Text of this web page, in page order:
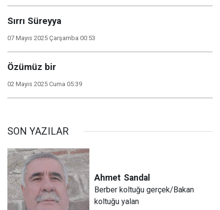
Sırrı Süreyya
07 Mayıs 2025 Çarşamba 00:53
Özümüz bir
02 Mayıs 2025 Cuma 05:39
SON YAZILAR
Ahmet Sandal
Berber koltuğu gerçek/Bakan
koltuğu yalan